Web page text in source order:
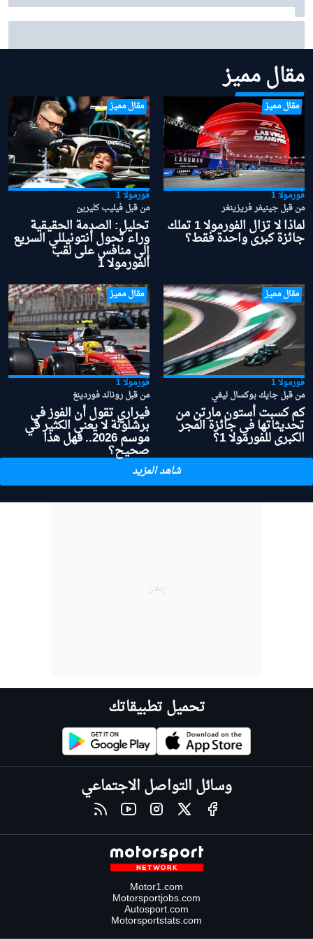
بينوتو يردّ على شائعات ساينز وبياسـتري: "نحن سعداء
مقال مميز
مقال مميز
فورمولا 1
من قبل جينيفر فريزينغر
لماذا لا تزال الفورمولا 1 تملك
جائزة كبرى واحدة فقط؟
مقال مميز
فورمولا 1
من قبل فيليب كليرين
تحليل: الصدمة الحقيقية
وراء تحول أنتونيللي السريع
إلى منافس على لقب
الفورمولا 1
مقال مميز
فورمولا 1
من قبل جايك بوكسال ليغي
كم كسبت أستون مارتن من
تحديثاتها في جائزة المجر
الكبرى للفورمولا 1؟
مقال مميز
فورمولا 1
من قبل رونالد فوردينغ
فيراري تقول أن الفوز في
برشلونة لا يعني الكثير في
موسم 2026.. فهل هذا
صحيح؟
شاهد المزيد
تحميل تطبيقاتك
وسائل التواصل الاجتماعي
Motor1.com
Motorsportjobs.com
Autosport.com
Motorsportstats.com